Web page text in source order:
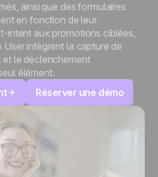
ainsi que des formulaires
en fonction de leur
intent aux promotions ciblées,
intègrent la capture de
le déclenchement
élément.
Réserver une démo